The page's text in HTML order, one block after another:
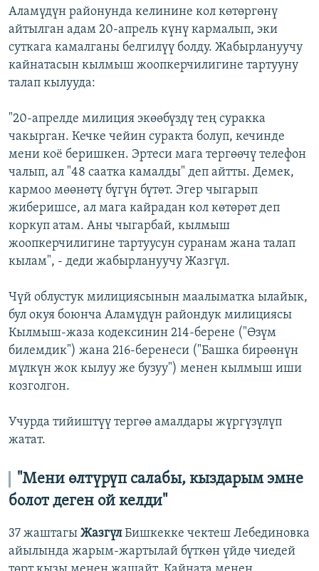
Аламүдүн районунда келинине кол көтөргөнү
айтылган адам 20-апрель күнү кармалып, эки
суткага камалганы белгилүү болду. Жабырлануучу
кайнатасын кылмыш жоопкерчилигине тартууну
талап кылууда:
"20-апрелде милиция экөөбүздү тең суракка
чакырган. Кечке чейин суракта болуп, кечинде
мени коё беришкен. Эртеси мага тергөөчү телефон
чалып, ал "48 саатка камалды" деп айтты. Демек,
кармоо мөөнөтү бүгүн бүтөт. Эгер чыгарып
жиберишсе, ал мага кайрадан кол көтөрөт деп
коркуп атам. Аны чыгарбай, кылмыш
жоопкерчилигине тартуусун суранам жана талап
кылам", - деди жабырлануучу Жазгүл.
Чүй облустук милициясынын маалыматка ылайык,
бул окуя боюнча Аламүдүн райондук милициясы
Кылмыш-жаза кодексинин 214-берене ("Өзүм
билемдик") жана 216-беренеси ("Башка бирөөнүн
мүлкүн жок кылуу же бузуу") менен кылмыш иши
козголгон.
Учурда тийиштүү тергөө амалдары жүргүзүлүп
жатат.
"Мени өлтүрүп салабы, кыздарым эмне
болот деген ой келди"
37 жаштагы ЖазгүлБишкекке чектеш Лебединовка
айылында жарым-жартылай бүткөн үйдө чиедей